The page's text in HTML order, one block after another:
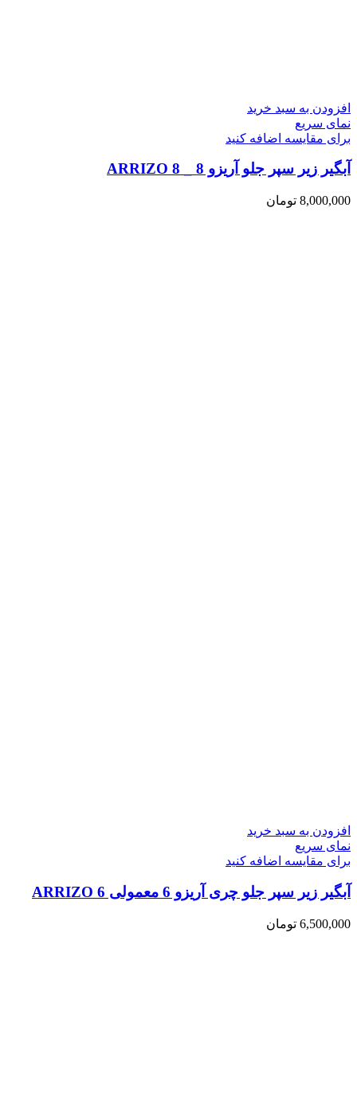
افزودن به سبد خرید
نمای سریع
برای مقایسه اضافه کنید
آبگیر زیر سپر جلو آریزو 8 _ ARRIZO 8
8,000,000 تومان
افزودن به سبد خرید
نمای سریع
برای مقایسه اضافه کنید
آبگیر زیر سپر جلو چری آریزو 6 معمولی ARRIZO 6
6,500,000 تومان